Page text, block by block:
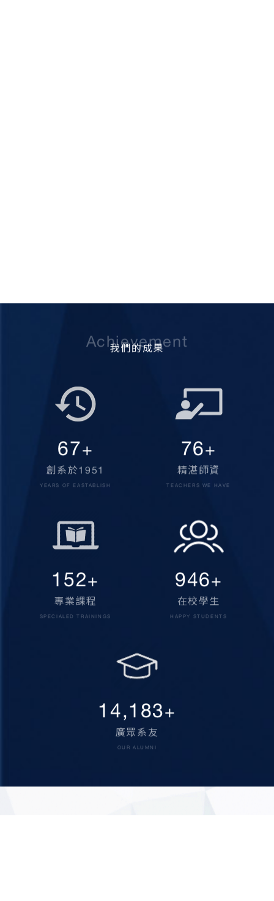
Achievement
我們的成果
70+
創系於1951
YEARS OF EASTABLISH
80+
精湛師資
TEACHERS WE HAVE
160+
專業課程
SPECIALED TRAININGS
1,000+
在校學生
HAPPY STUDENTS
15,000+
廣眾系友
OUR ALUMNI